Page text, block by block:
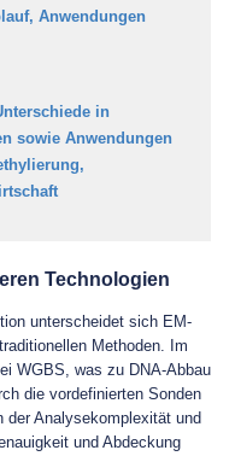
Anwendungen
in
sowie Anwendungen
Technologien
unterscheidet sich EM-
Methoden. Im
WGBS, was zu DNA-Abbau
die vordefinierten Sonden
der Analysekomplexität und
und Abdeckung